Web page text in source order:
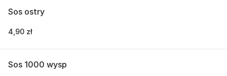
Sos ostry
4,90 zł
Sos 1000 wysp